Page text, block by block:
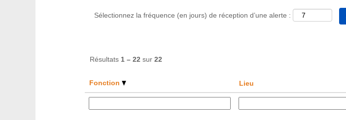
Sélectionnez la fréquence (en jours) de réception d’une alerte :
Résultats 1 – 22 sur 22
Fonction Lieu